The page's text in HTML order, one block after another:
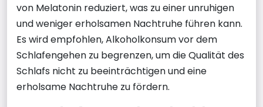
von Melatonin reduziert, was zu einer unruhigen
und weniger erholsamen Nachtruhe führen kann.
Es wird empfohlen, Alkoholkonsum vor dem
Schlafengehen zu begrenzen, um die Qualität des
Schlafs nicht zu beeinträchtigen und eine
erholsame Nachtruhe zu fördern.